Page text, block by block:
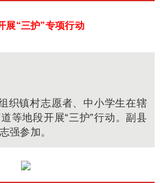
展“三护”专项行动
织镇村志愿者、中小学生在辖
等地段开展“三护”行动。副县
强参加。